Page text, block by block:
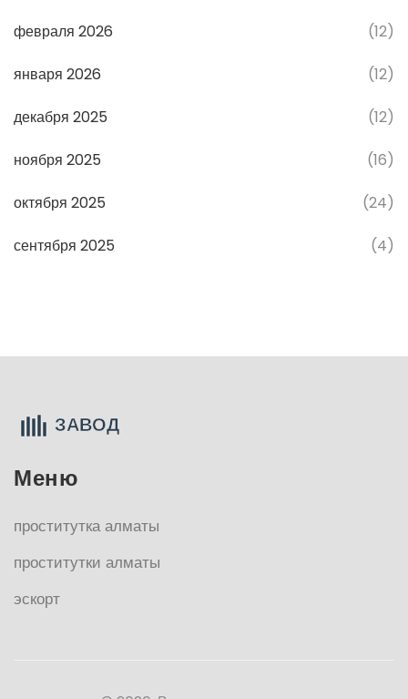
февраля 2026 (12)
января 2026 (12)
декабря 2025 (12)
ноября 2025 (16)
октября 2025 (24)
сентября 2025 (4)
Меню
проститутка алматы
проститутки алматы
эскорт